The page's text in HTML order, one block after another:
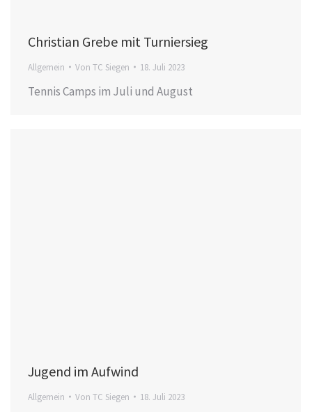
Christian Grebe mit Turniersieg
Allgemein Von TC Siegen 18. Juli 2023
Tennis Camps im Juli und August
Jugend im Aufwind
Allgemein Von TC Siegen 18. Juli 2023